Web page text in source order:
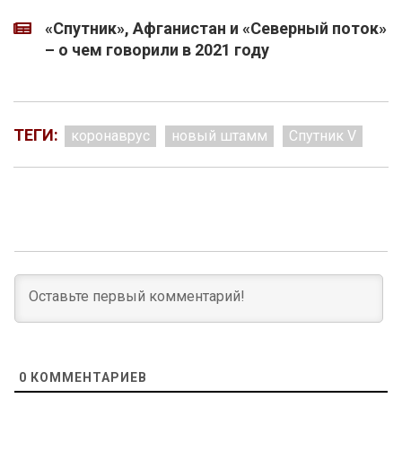
«Спутник», Афганистан и «Северный поток»
– о чем говорили в 2021 году
ТЕГИ: коронаврус новый штамм Спутник V
0 КОММЕНТАРИЕВ